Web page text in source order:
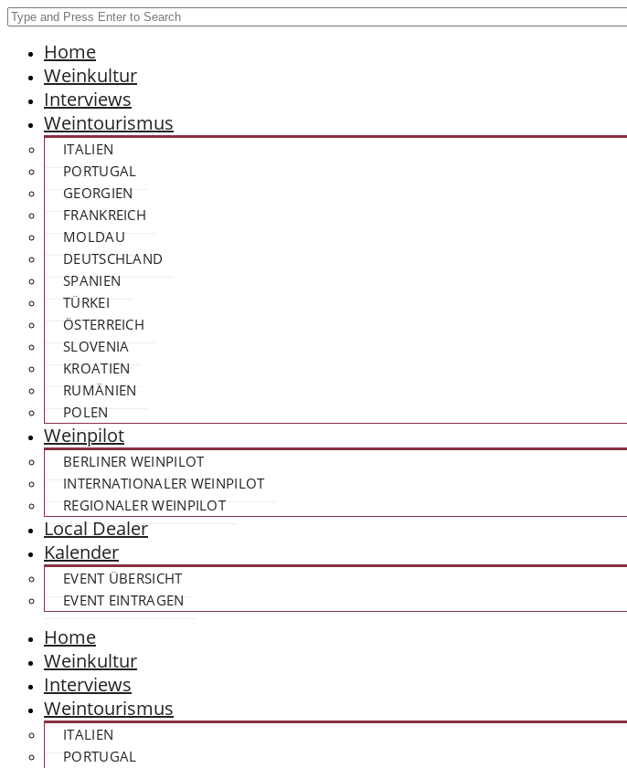
Home
Weinkultur
Interviews
Weintourismus
ITALIEN
PORTUGAL
GEORGIEN
FRANKREICH
MOLDAU
DEUTSCHLAND
SPANIEN
TÜRKEI
ÖSTERREICH
SLOVENIA
KROATIEN
RUMÄNIEN
POLEN
Weinpilot
BERLINER WEINPILOT
INTERNATIONALER WEINPILOT
REGIONALER WEINPILOT
Local Dealer
Kalender
EVENT ÜBERSICHT
EVENT EINTRAGEN
Home
Weinkultur
Interviews
Weintourismus
ITALIEN
PORTUGAL